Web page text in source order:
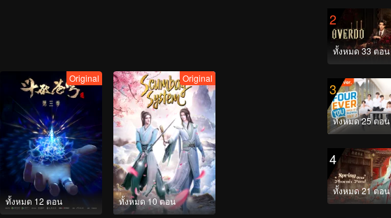
ทั้งหมด 12 ตอน
Original
ทั้งหมด 10 ตอน
Original
2
ทั้งหมด 33 ตอน
3
ทั้งหมด 25 ตอน
4
ทั้งหมด 21 ตอน